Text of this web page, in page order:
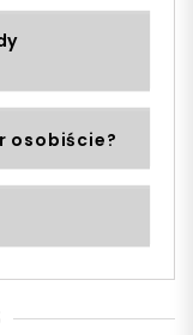
osobiście?